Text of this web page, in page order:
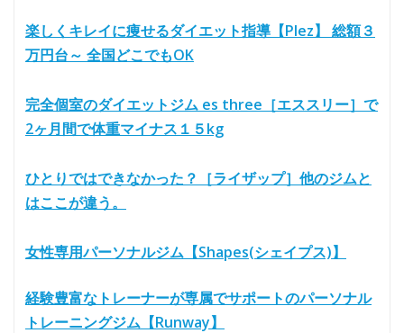
楽しくキレイに痩せるダイエット指導【Plez】 総額３
万円台～ 全国どこでもOK
完全個室のダイエットジム es three［エススリー］で
2ヶ月間で体重マイナス１５kg
ひとりではできなかった？［ライザップ］他のジムと
はここが違う。
女性専用パーソナルジム【Shapes(シェイプス)】
経験豊富なトレーナーが専属でサポートのパーソナル
トレーニングジム【Runway】